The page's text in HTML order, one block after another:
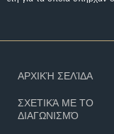
ΑΡΧΙΚΉ ΣΕΛΊΔΑ
ΣΧΕΤΙΚΆ ΜΕ ΤΟ
ΔΙΑΓΩΝΙΣΜΌ